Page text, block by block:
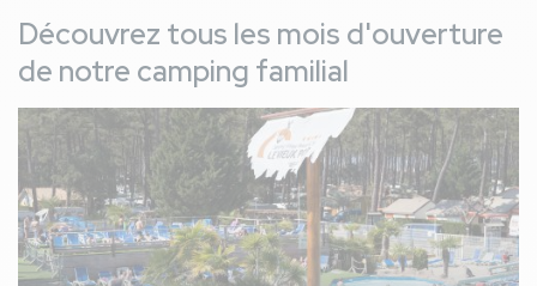
Découvrez tous les mois d'ouverture
de notre camping familial